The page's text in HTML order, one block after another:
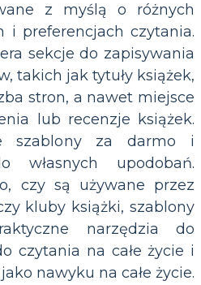
z myślą o różnych
i preferencjach czytania.
sekcje do zapisywania
takich jak tytuły książek,
stron, a nawet miejsce
lub recenzje książek.
szablony za darmo i
własnych upodobań.
czy są używane przez
kluby książki, szablony
narzędzia do
czytania na całe życie i
nawyku na całe życie.